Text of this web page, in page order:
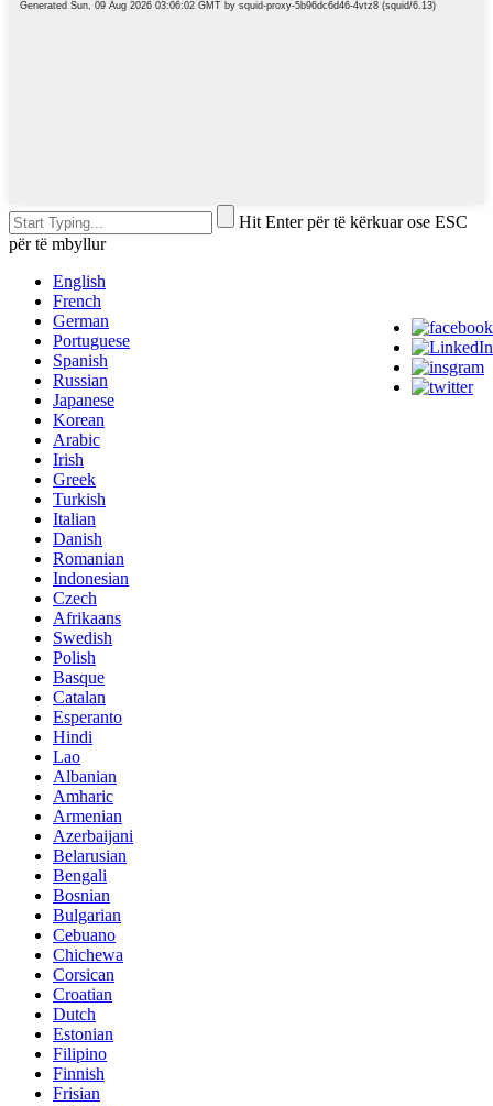
Hit Enter për të kërkuar ose ESC
për të mbyllur
English
French
German
Portuguese
Spanish
Russian
Japanese
Korean
Arabic
Irish
Greek
Turkish
Italian
Danish
Romanian
Indonesian
Czech
Afrikaans
Swedish
Polish
Basque
Catalan
Esperanto
Hindi
Lao
Albanian
Amharic
Armenian
Azerbaijani
Belarusian
Bengali
Bosnian
Bulgarian
Cebuano
Chichewa
Corsican
Croatian
Dutch
Estonian
Filipino
Finnish
Frisian